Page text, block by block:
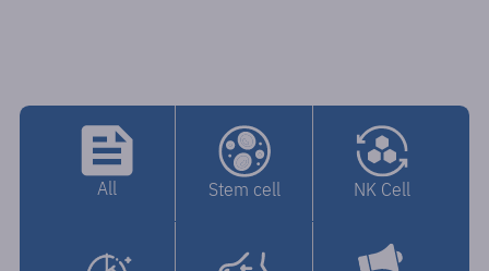
All Stem cell NK Cell